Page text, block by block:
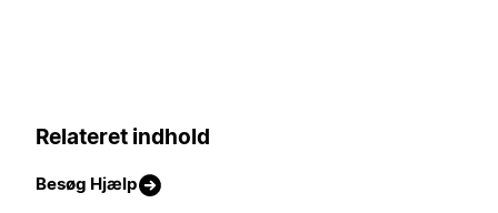
Relateret indhold
Besøg Hjælp